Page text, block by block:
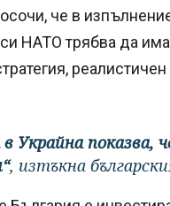
че в
НАТО трябва да
Украйна показва,
, изтъкна